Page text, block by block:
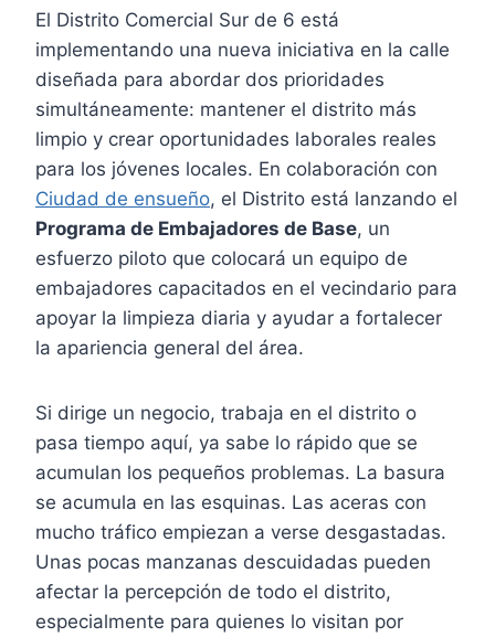
El Distrito Comercial Sur de 6 está
implementando una nueva iniciativa en la calle
diseñada para abordar dos prioridades
simultáneamente: mantener el distrito más
limpio y crear oportunidades laborales reales
para los jóvenes locales. En colaboración con
Ciudad de ensueño, el Distrito está lanzando el
Programa de Embajadores de Base, un
esfuerzo piloto que colocará un equipo de
embajadores capacitados en el vecindario para
apoyar la limpieza diaria y ayudar a fortalecer
la apariencia general del área.
Si dirige un negocio, trabaja en el distrito o
pasa tiempo aquí, ya sabe lo rápido que se
acumulan los pequeños problemas. La basura
se acumula en las esquinas. Las aceras con
mucho tráfico empiezan a verse desgastadas.
Unas pocas manzanas descuidadas pueden
afectar la percepción de todo el distrito,
especialmente para quienes lo visitan por